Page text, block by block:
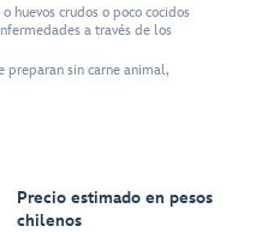
huevos crudos o poco cocidos
a través de los
preparan sin carne animal,
Precio estimado en pesos
chilenos